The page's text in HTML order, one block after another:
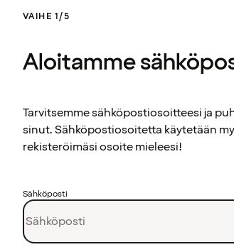
VAIHE 1/5
Aloitamme
Tarvitsemme sähköpostiosoitteesi ja
sinut. Sähköpostiosoitetta käytetään
rekisteröimäsi osoite mieleesi!
Sähköposti